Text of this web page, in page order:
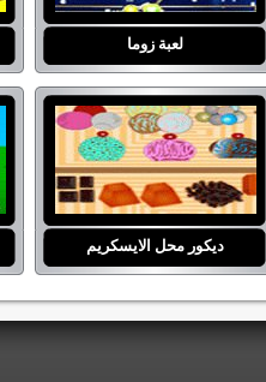
لعبة زوما
ديكور محل الايسكريم